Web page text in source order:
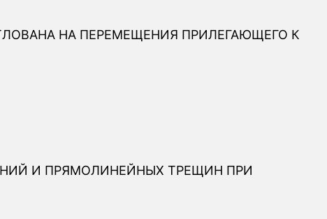
НА ПЕРЕМЕЩЕНИЯ ПРИЛЕГАЮЩЕГО К
И ПРЯМОЛИНЕЙНЫХ ТРЕЩИН ПРИ